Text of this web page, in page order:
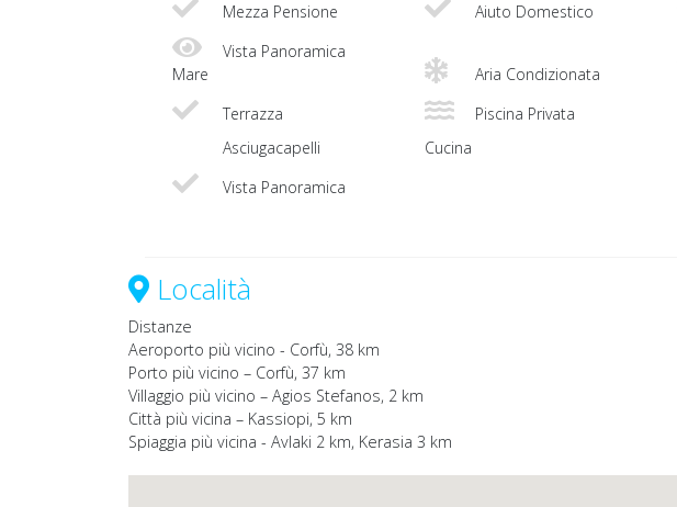
Mezza Pensione Aiuto Domestico
Vista Panoramica
Mare
Aria Condizionata
Terrazza
Piscina Privata
Asciugacapelli
Cucina
Vista Panoramica
Località
Distanze
Aeroporto più vicino - Corfù, 38 km
Porto più vicino – Corfù, 37 km
Villaggio più vicino – Agios Stefanos, 2 km
Città più vicina – Kassiopi, 5 km
Spiaggia più vicina - Avlaki 2 km, Kerasia 3 km